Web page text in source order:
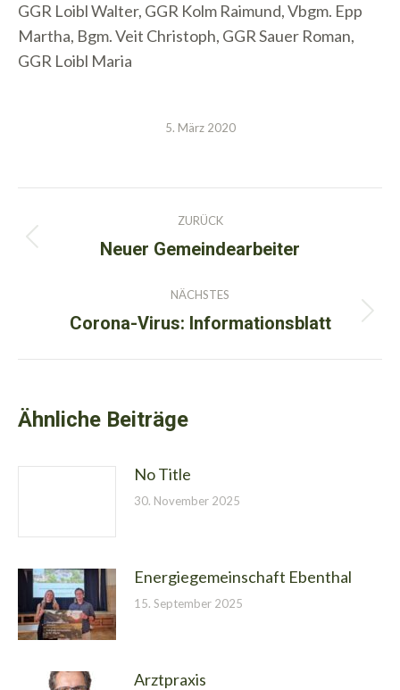
GGR Loibl Walter, GGR Kolm Raimund, Vbgm. Epp
Martha, Bgm. Veit Christoph, GGR Sauer Roman,
GGR Loibl Maria
5. März 2020
Kommentarnavigation
ZURÜCK
Vorheriger
Neuer Gemeindearbeiter
NÄCHSTES
Nächster
Corona-Virus: Informationsblatt
Ähnliche Beiträge
No Title
30. November 2025
Energiegemeinschaft Ebenthal
15. September 2025
Arztpraxis